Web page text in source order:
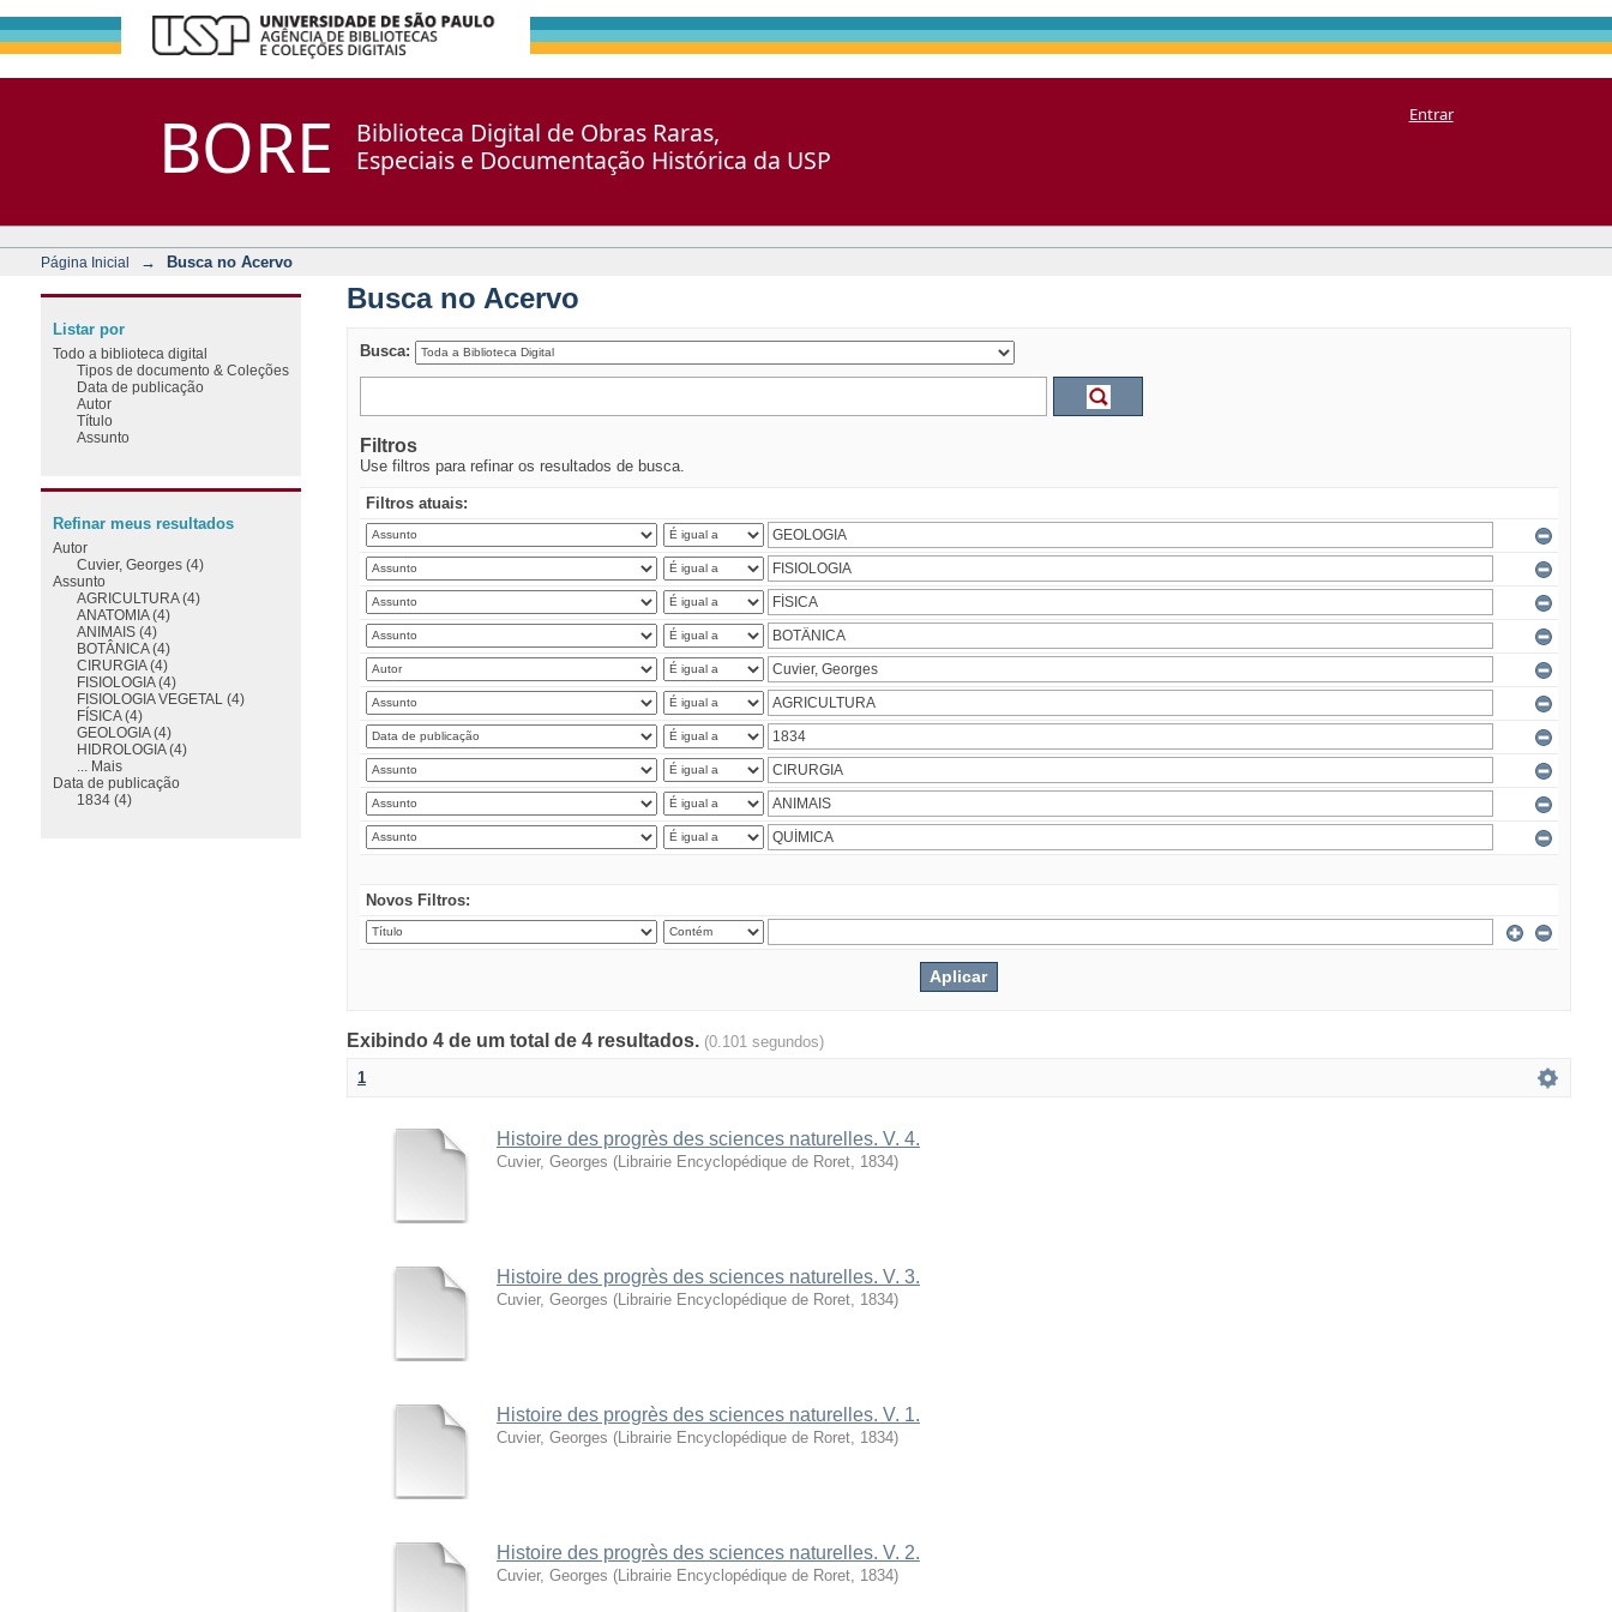
BORE
Biblioteca Digital de Obras Raras,
Especiais e Documentação Histórica da USP
Entrar
Página Inicial → Busca no Acervo
Busca no Acervo
Busca:
Filtros
Use filtros para refinar os resultados de busca.
Filtros atuais:
Novos Filtros:
Exibindo 4 de um total de 4 resultados. (0.101 segundos)
1
Histoire des progrès des sciences naturelles. V. 4.
Cuvier, Georges (Librairie Encyclopédique de Roret, 1834)
Histoire des progrès des sciences naturelles. V. 3.
Cuvier, Georges (Librairie Encyclopédique de Roret, 1834)
Histoire des progrès des sciences naturelles. V. 1.
Cuvier, Georges (Librairie Encyclopédique de Roret, 1834)
Histoire des progrès des sciences naturelles. V. 2.
Cuvier, Georges (Librairie Encyclopédique de Roret, 1834)
Listar por
Todo a biblioteca digital
Tipos de documento & Coleções
Data de publicação
Autor
Título
Assunto
Refinar meus resultados
Autor
Cuvier, Georges (4)
Assunto
AGRICULTURA (4)
ANATOMIA (4)
ANIMAIS (4)
BOTÂNICA (4)
CIRURGIA (4)
FISIOLOGIA (4)
FISIOLOGIA VEGETAL (4)
FÍSICA (4)
GEOLOGIA (4)
HIDROLOGIA (4)
... Mais
Data de publicação
1834 (4)